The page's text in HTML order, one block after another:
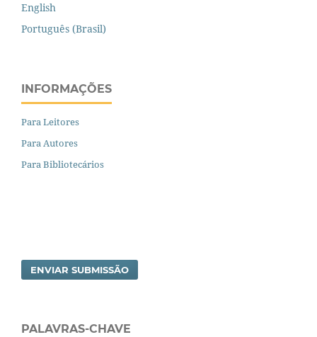
English
Português (Brasil)
INFORMAÇÕES
Para Leitores
Para Autores
Para Bibliotecários
ENVIAR SUBMISSÃO
PALAVRAS-CHAVE